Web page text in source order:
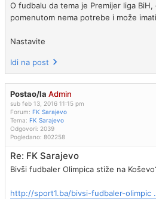
O fudbalu da tema je Premijer liga
pomenutom nema potrebe i može
Nastavite
Idi na post
Postao/la Admin
sub feb 13, 2016 11:15 pm
Forum: FK Sarajevo
Tema: FK Sarajevo
Odgovori: 2039
Pogledano: 802258
Re: FK Sarajevo
Bivši fudbaler Olimpica stiže na
http://sport1.ba/bivsi-fudbaler-olimpic